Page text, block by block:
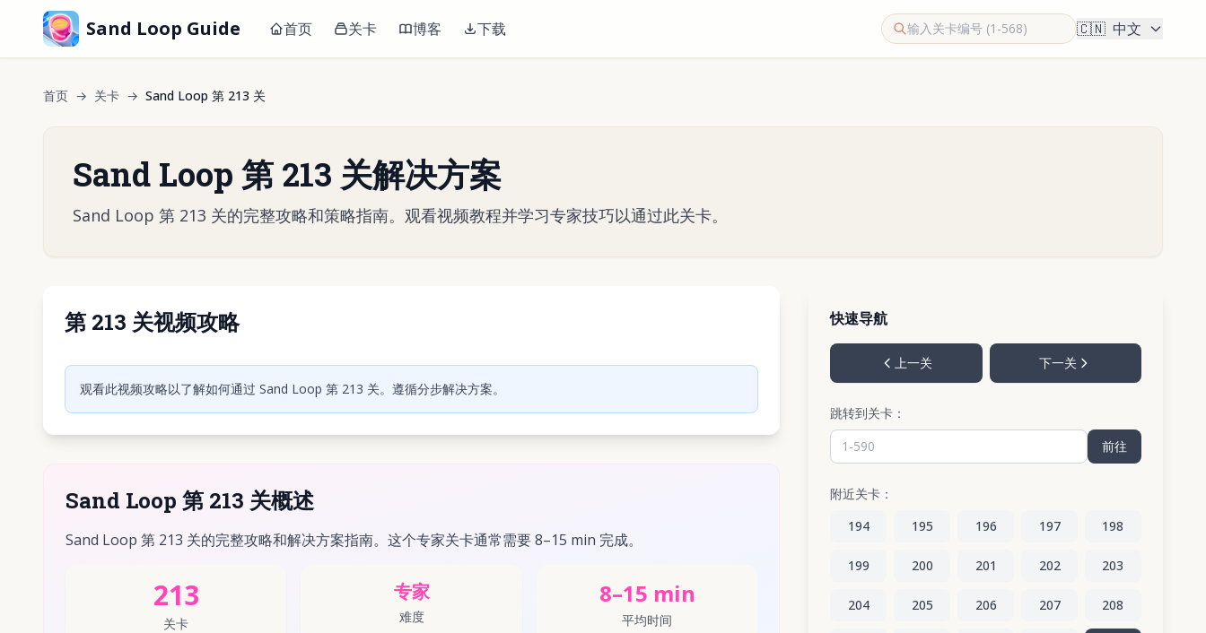
Sand Loop Guide 首页 关卡 博客 下载 🇨🇳 中文
首页 → 关卡 → Sand Loop 第 213 关
Sand Loop 第 213 关解决方案
Sand Loop 第 213 关的完整攻略和策略指南。观看视频教程并学习专家技巧以通过此关卡。
第 213 关视频攻略
观看此视频攻略以了解如何通过 Sand Loop 第 213 关。遵循分步解决方案。
Sand Loop 第 213 关概述
Sand Loop 第 213 关的完整攻略和解决方案指南。这个专家关卡通常需要 8–15 min 完成。
213
关卡
专家
难度
8–15 min
平均时间
快速导航
上一关 下一关
跳转到关卡：
前往
附近关卡：
194
195 196 197 198
199 200 201 202 203
204 205 206 207 208